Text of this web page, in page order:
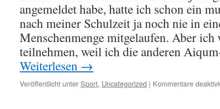
angemeldet habe, hatte ich schon ein
nach meiner Schulzeit ja noch nie in
Menschenmenge mitgelaufen. Aber
teilnehmen, weil ich die anderen
Weiterlesen →
Veröffentlicht unter Sport, Uncategorized | Kommentare